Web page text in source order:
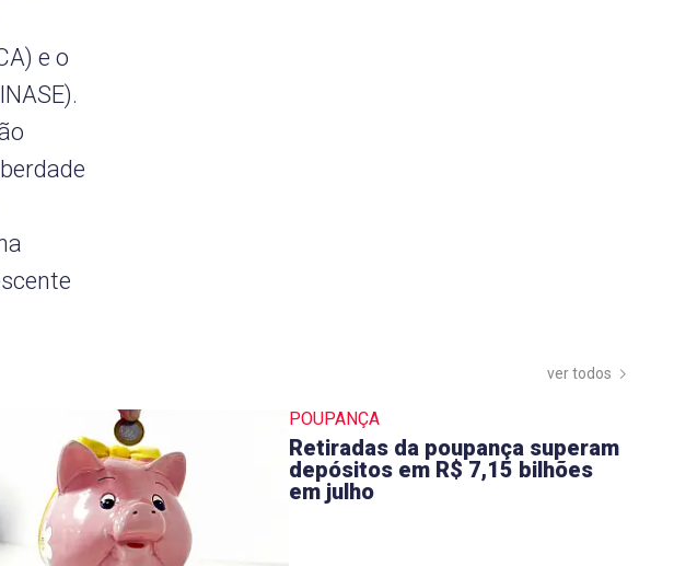
e o
ver todos
POUPANÇA
Retiradas da poupança superam
depósitos em R$ 7,15 bilhões
em julho